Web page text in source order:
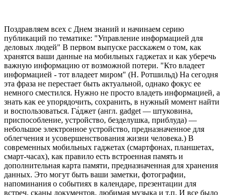
Поздравляем всех с Днем знаний и начинаем серию
публикаций по тематике: "Управление информацией для
деловых людей" В первом выпуске расскажем о том, как
хранятся ваши данные на мобильных гаджетах и как уберечь
важную информацию от возможной потери. "Кто владеет
информацией - тот владеет миром" (Н. Ротшильд) На сегодня
эта фраза не перестает быть актуальной, однако фокус ее
немного сместился. Нужно не просто владеть информацией, а
знать как ее упорядочить, сохранить, в нужный момент найти
и воспользоваться. Га́джет (англ. gadget — штуковина,
приспособление, устройство, безделушка, приблуда) —
небольшое электронное устройство, предназначенное для
облегчения и усовершенствования жизни человека.) В
современных мобильных гаджетах (смартфонах, планшетах,
смарт-часах), как правило есть встроенная память и
дополнительная карта памяти, предназначенная для хранения
данных. Это могут быть ваши заметки, фотографии,
напоминания о событиях в календаре, презентации для
встреч, сканы документов, любимая музыка и т.п. И все было